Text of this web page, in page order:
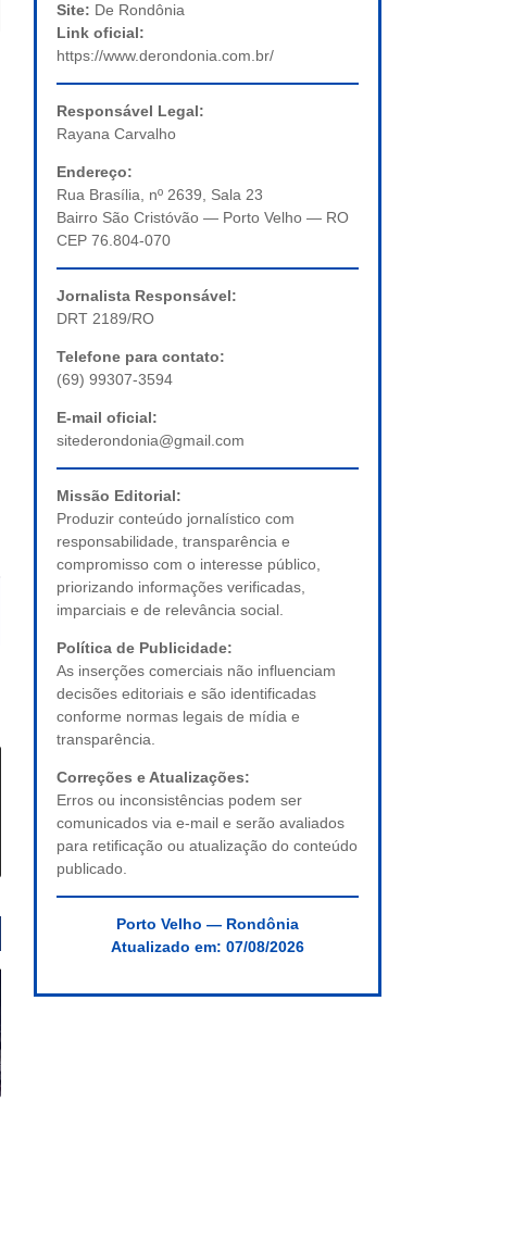
Site: De Rondônia
Link oficial:
https://www.derondonia.com.br/
Responsável Legal:
Rayana Carvalho
Endereço:
Rua Brasília, nº 2639, Sala 23
Bairro São Cristóvão — Porto Velho — RO
CEP 76.804-070
Jornalista Responsável:
DRT 2189/RO
Telefone para contato:
(69) 99307-3594
E-mail oficial:
sitederondonia@gmail.com
Missão Editorial:
Produzir conteúdo jornalístico com
responsabilidade, transparência e
compromisso com o interesse público,
priorizando informações verificadas,
imparciais e de relevância social.
Política de Publicidade:
As inserções comerciais não influenciam
decisões editoriais e são identificadas
conforme normas legais de mídia e
transparência.
Correções e Atualizações:
Erros ou inconsistências podem ser
comunicados via e-mail e serão avaliados
para retificação ou atualização do conteúdo
publicado.
Porto Velho — Rondônia
Atualizado em: 07/08/2026